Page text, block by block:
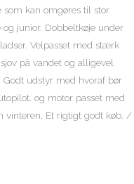
kan omgøres til stor
junior. Dobbeltkøje under
Velpasset med stærk
på vandet og alligevel
udstyr med hvoraf bør
og motor passet med
vinteren, Et rigtigt godt køb. /